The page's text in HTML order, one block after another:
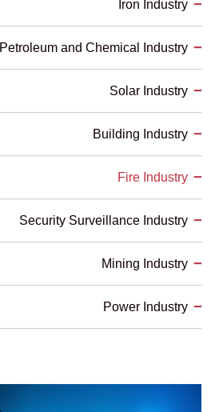
Iron Industry
Petroleum and Chemical Industry
Solar Industry
Building Industry
Fire Industry
Security Surveillance Industry
Mining Industry
Power Industry